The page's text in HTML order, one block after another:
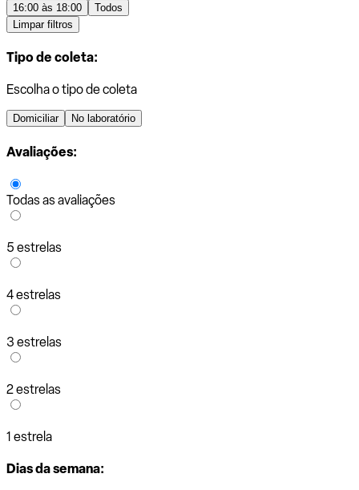
16:00 às 18:00
Todos
Limpar filtros
Tipo de coleta:
Escolha o tipo de coleta
Domiciliar No laboratório
Avaliações:
Todas as avaliações
5 estrelas
4 estrelas
3 estrelas
2 estrelas
1 estrela
Dias da semana: